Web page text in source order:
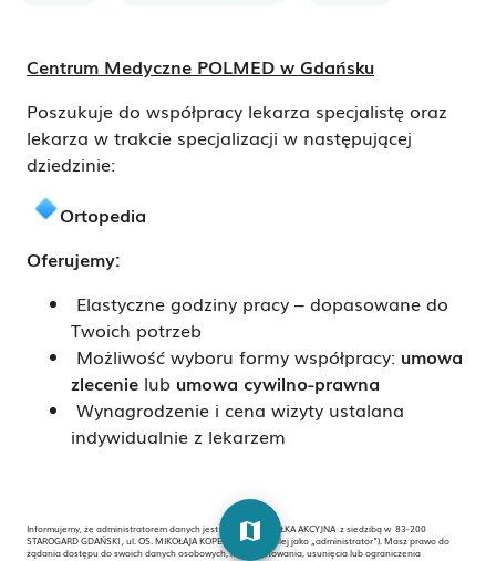
Centrum Medyczne POLMED w Gdańsku
Poszukuje do współpracy lekarza specjalistę oraz
lekarza w trakcie specjalizacji w następującej
dziedzinie:
Ortopedia
Oferujemy:
Elastyczne godziny pracy – dopasowane do
Twoich potrzeb
Możliwość wyboru formy współpracy: umowa
zlecenie lub umowa cywilno-prawna
Wynagrodzenie i cena wizyty ustalana
indywidualnie z lekarzem
Informujemy, że administratorem danych jest POLMED SPÓŁKA AKCYJNA z siedzibą w 83-200
STAROGARD GDAŃSKI , ul. OS. MIKOŁAJA KOPERNIKA 21 (dalej jako „administrator”). Masz prawo do
żądania dostępu do swoich danych osobowych, ich sprostowania, usunięcia lub ograniczenia
map